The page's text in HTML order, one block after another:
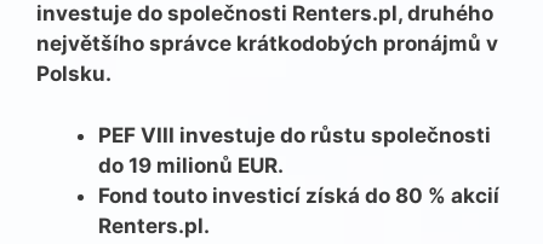
investuje do společnosti Renters.pl, druhého
největšího správce krátkodobých pronájmů v
Polsku.
PEF VIII investuje do růstu společnosti
do 19 milionů EUR.
Fond touto investicí získá do 80 % akcií
Renters.pl.